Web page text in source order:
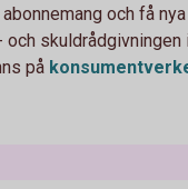
och få
skuldrådgivningen
på